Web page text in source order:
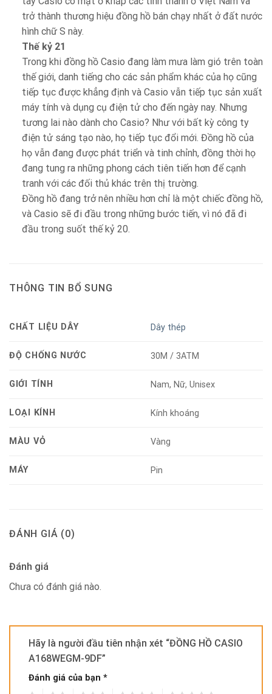
trở thành thương hiệu đồng hồ bán chạy nhất ở đất nước
hình chữ S này.
Thế kỷ 21
Trong khi đồng hồ Casio đang làm mưa làm gió trên toàn
thế giới, danh tiếng cho các sản phẩm khác của họ cũng
tiếp tục được khẳng định và Casio vẫn tiếp tục sản xuất
máy tính và dụng cụ điện tử cho đến ngày nay. Nhưng
tương lai nào dành cho Casio? Như với bất kỳ công ty
điện tử sáng tạo nào, họ tiếp tục đổi mới. Đồng hồ của
họ vẫn đang được phát triển và tinh chỉnh, đồng thời họ
đang tung ra những phong cách tiên tiến hơn để cạnh
tranh với các đối thủ khác trên thị trường.
Đồng hồ đang trở nên nhiều hơn chỉ là một chiếc đồng hồ,
và Casio sẽ đi đầu trong những bước tiến, vì nó đã đi
đầu trong suốt thế kỷ 20.
THÔNG TIN BỔ SUNG
CHẤT LIỆU DÂY Dây thép
ĐỘ CHỐNG NƯỚC 30M / 3ATM
GIỚI TÍNH Nam, Nữ, Unisex
LOẠI KÍNH Kính khoáng
MÀU VỎ Vàng
MÁY Pin
ĐÁNH GIÁ (0)
Đánh giá
Chưa có đánh giá nào.
Hãy là người đầu tiên nhận xét “ĐỒNG HỒ CASIO
A168WEGM-9DF”
Đánh giá của bạn *